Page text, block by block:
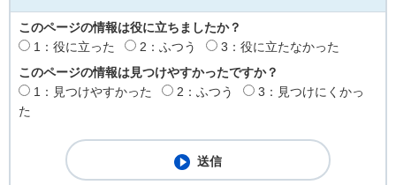
このページの情報は役に立ちましたか？
1：役に立った
2：ふつう
3：役に立たなかった
このページの情報は見つけやすかったですか？
1：見つけやすかった
2：ふつう
3：見つけにくかっ
た